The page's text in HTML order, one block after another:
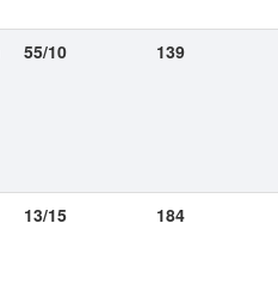
55/10 139
13/15 184